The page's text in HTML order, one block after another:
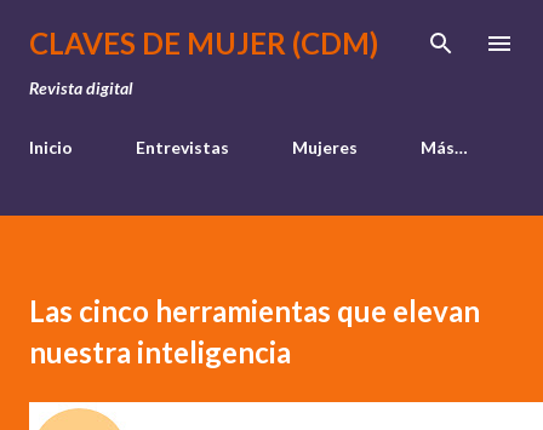
Ir al contenido principal
CLAVES DE MUJER (CDM)
Revista digital
Inicio Entrevistas Mujeres Más…
Las cinco herramientas que elevan
nuestra inteligencia